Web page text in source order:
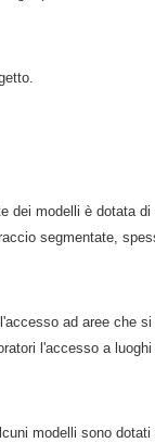
dei modelli è dotata
segmentate,
ad aree che
l'accesso a
modelli sono